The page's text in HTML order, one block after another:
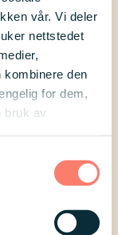
vår. Vi deler
nettstedet
kombinere den
for dem,
bruk av
har